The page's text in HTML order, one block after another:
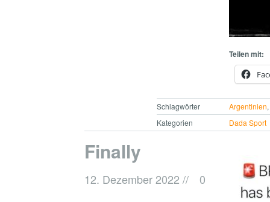
Teilen mit:
Schlagwörter Argentinien
Kategorien
Dada Sport
Finally
12. Dezember 2022 // 0